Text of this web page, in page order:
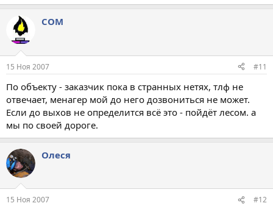
COM
15 Ноя 2007 #11
По объекту - заказчик пока в странных нетях, тлф не
отвечает, менагер мой до него дозвониться не может.
Если до выхов не определится всё это - пойдёт лесом. а
мы по своей дороге.
Олеся
15 Ноя 2007 #12